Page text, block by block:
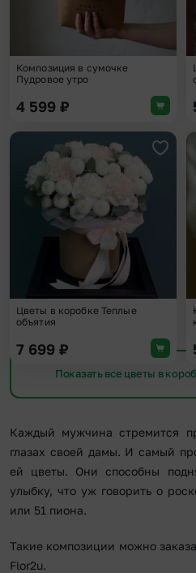
Композиция в сумочке
Пудровое утро
4 599 ₽
Цветы в коробке Теплые
объятия
7 699 ₽
Показать все цветы в
Каждый мужчина стремится
глазах своей дамы. И самый
ей цветы. Они способны
улыбку, что уж говорить о
или 51 пиона.
Такие композиции можно
Flor2u.